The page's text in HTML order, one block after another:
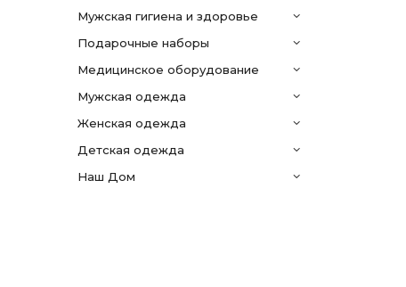
мужская гигиена и здоровье
подарочные наборы
медицинское оборудование
мужская одежда
женская одежда
детская одежда
Наш Дом